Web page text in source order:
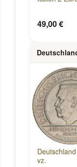
49,00 €
vz.